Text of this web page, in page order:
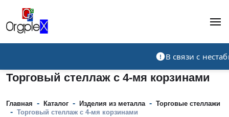
В связи с
Торговый стеллаж с 4-мя корзинами
Главная - Каталог - Изделия из металла - Торговые стеллажи
- Торговый стеллаж с 4-мя корзинами